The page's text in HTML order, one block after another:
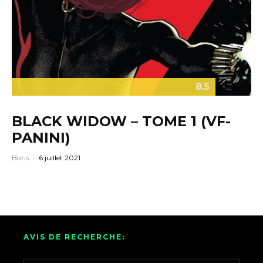
8.5
BLACK WIDOW – TOME 1 (VF-
PANINI)
Boris · 6 juillet 2021
AVIS DE RECHERCHE: